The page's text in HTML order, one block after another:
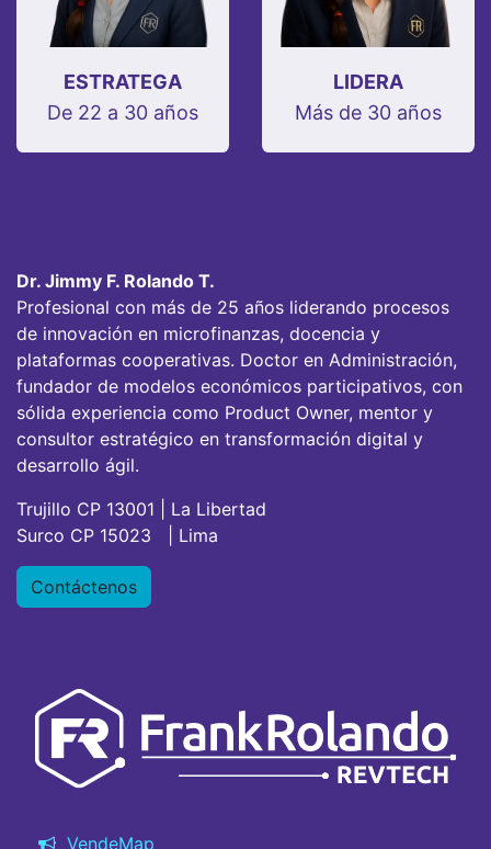
ESTRATEGA
De 22 a 30 años
LIDERA
Más de 30 años
Dr. Jimmy F. Rolando T.
Profesional con más de 25 años liderando procesos
de innovación en microfinanzas, docencia y
plataformas cooperativas. Doctor en Administración,
fundador de modelos económicos participativos, con
sólida experiencia como Product Owner, mentor y
consultor estratégico en transformación digital y
desarrollo ágil.
Trujillo CP 13001 | La Libertad
Surco CP 15023 | Lima
Contáctenos
VendeMap